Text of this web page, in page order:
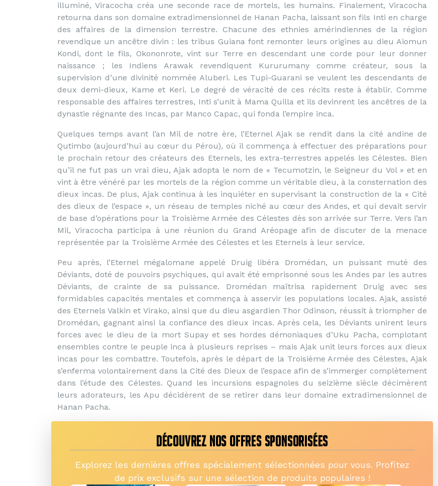
illuminé, Viracocha créa une seconde race de mortels, les humains. Finalement, Viracocha
retourna dans son domaine extradimensionnel de Hanan Pacha, laissant son fils Inti en charge
des affaires de la dimension terrestre. Chacune des ethnies amérindiennes de la région
revendique un ancêtre divin : les tribus Guiana font remonter leurs origines au dieu Aiomun
Kondi, dont le fils, Okononrote, vint sur Terre en descendant une corde pour leur donner
naissance ; les Indiens Arawak revendiquent Kururumany comme créateur, sous la
supervision d’une divinité nommée Aluberi. Les Tupi-Guarani se veulent les descendants de
deux demi-dieux, Kame et Keri. Le degré de véracité de ces récits reste à établir. Comme
responsable des affaires terrestres, Inti s’unit à Mama Quilla et ils devinrent les ancêtres de la
dynastie régnante des Incas, par Manco Capac, qui fonda l’empire inca.
Quelques temps avant l’an Mil de notre ère, l’Eternel Ajak se rendit dans la cité andine de
Qutimbo (aujourd’hui au cœur du Pérou), où il commença à effectuer des préparations pour
le prochain retour des créateurs des Eternels, les extra-terrestres appelés les Célestes. Bien
qu’il ne fut pas un vrai dieu, Ajak adopta le nom de « Tecumotzin, le Seigneur du Vol » et en
vint à être vénéré par les mortels de la région comme un véritable dieu, à la consternation des
dieux incas. De plus, Ajak continua à les inquiéter en supervisant la construction de la « Cité
des dieux de l’espace », un réseau de temples niché au cœur des Andes, et qui devait servir
de base d’opérations pour la Troisième Armée des Célestes dès son arrivée sur Terre. Vers l’an
Mil, Viracocha participa à une réunion du Grand Aréopage afin de discuter de la menace
représentée par la Troisième Armée des Célestes et les Eternels à leur service.
Peu après, l’Eternel mégalomane appelé Druig libéra Dromédan, un puissant muté des
Déviants, doté de pouvoirs psychiques, qui avait été emprisonné sous les Andes par les autres
Déviants, de crainte de sa puissance. Dromédan maîtrisa rapidement Druig avec ses
formidables capacités mentales et commença à asservir les populations locales. Ajak, assisté
des Eternels Valkin et Virako, ainsi que du dieu asgardien Thor Odinson, réussit à triompher de
Dromédan, gagnant ainsi la confiance des dieux incas. Après cela, les Déviants unirent leurs
forces avec le dieu de la mort Supay et ses hordes démoniaques d’Uku Pacha, complotant
ensembles contre le peuple inca à plusieurs reprises – mais Ajak unit leurs forces aux dieux
incas pour les combattre. Toutefois, après le départ de la Troisième Armée des Célestes, Ajak
s’enferma volontairement dans la Cité des Dieux de l’espace afin de s’immerger complètement
dans l’étude des Célestes. Quand les incursions espagnoles du seizième siècle décimèrent
leurs adorateurs, les Apu décidèrent de se retirer dans leur domaine extradimensionnel de
Hanan Pacha.
DÉCOUVREZ NOS OFFRES SPONSORISÉES
Explorez les dernières offres spécialement sélectionnées pour vous. Profitez
de prix exclusifs sur une sélection de produits populaires !